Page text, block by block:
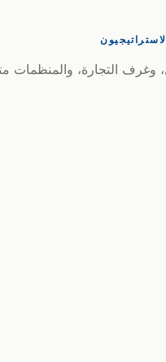
وغرف التجارة، والمنظمات